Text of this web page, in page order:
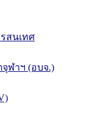
สนเทศ
ฬาฯ (อบจ.)